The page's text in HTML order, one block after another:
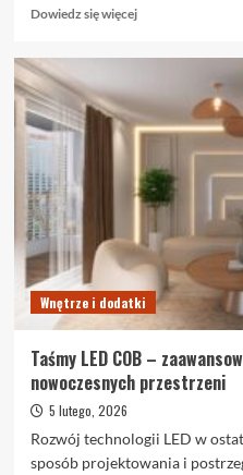
Dowiedz się więcejDowiedz
Akt
notarialny
przy
mieszkania:
przewodnik
po
kroku
Wnętrze i dodatki
Taśmy LED COB –
nowoczesnych przestrzeni
5 lutego, 2026
Rozwój technologii LED w
sposób projektowania i